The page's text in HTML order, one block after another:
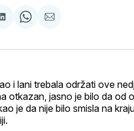
podijeli
LinkedIn
Sharepodijeli
maila
i lani trebala održati ove
otkazan, jasno je bilo da od
je da nije bilo smisla na